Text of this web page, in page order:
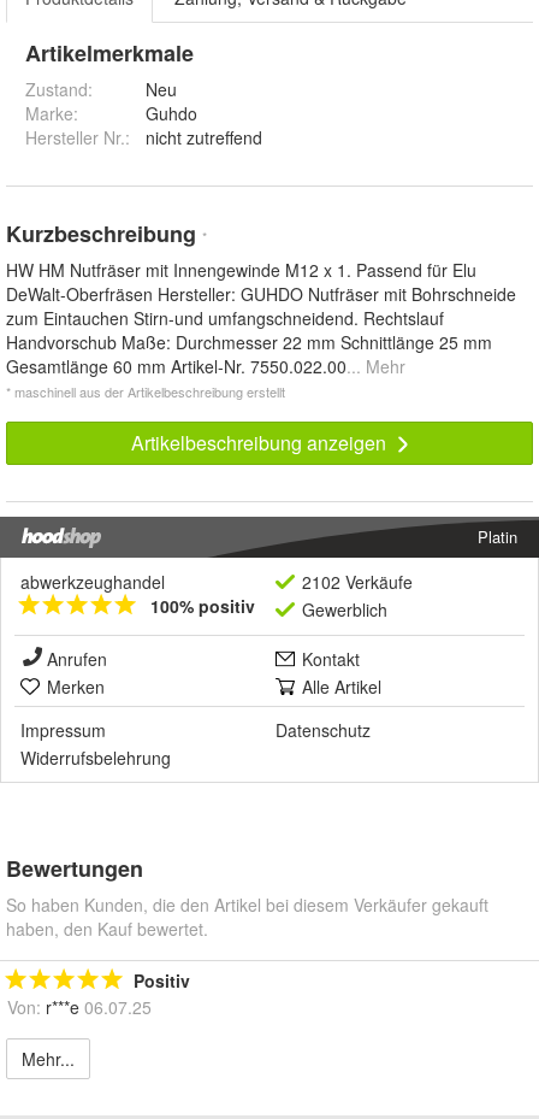
Artikelmerkmale
Zustand:
Neu
Marke:
Guhdo
Hersteller Nr.:
nicht zutreffend
Kurzbeschreibung *
HW HM Nutfräser mit Innengewinde M12 x 1. Passend für Elu
DeWalt-Oberfräsen Hersteller: GUHDO Nutfräser mit Bohrschneide
zum Eintauchen Stirn-und umfangschneidend. Rechtslauf
Handvorschub Maße: Durchmesser 22 mm Schnittlänge 25 mm
Gesamtlänge 60 mm Artikel-Nr. 7550.022.00... Mehr
* maschinell aus der Artikelbeschreibung erstellt
Artikelbeschreibung anzeigen
Platin
abwerkzeughandel
100% positiv
2102 Verkäufe
Gewerblich
Anrufen
Kontakt
Merken
Alle Artikel
Impressum
Datenschutz
Widerrufsbelehrung
Bewertungen
So haben Kunden, die den Artikel bei diesem Verkäufer gekauft
haben, den Kauf bewertet.
Positiv
Von: r***e 06.07.25
Mehr...